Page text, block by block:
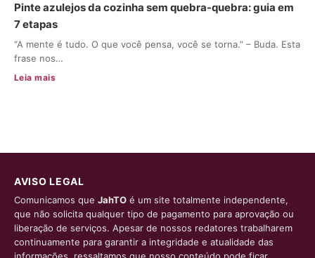
Pinte azulejos da cozinha sem quebra-quebra: guia em
7 etapas
“A mente é tudo. O que você pensa, você se torna.” – Buda. Esta
frase nos…
Leia mais
AVISO LEGAL
Comunicamos que JahTO é um site totalmente independente,
que não solicita qualquer tipo de pagamento para aprovação ou
liberação de serviços. Apesar de nossos redatores trabalharem
continuamente para garantir a integridade e atualidade das